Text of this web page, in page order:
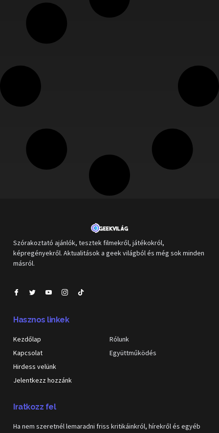
Szórakoztató ajánlók, tesztek filmekről, játékokról,
képregényekről. Aktualitások a geek világból és még sok minden
másról.
Hasznos linkek
Kezdőlap
Kapcsolat
Hirdess velünk
Jelentkezz hozzánk
Rólunk
Együttműködés
Iratkozz fel
Ha nem szeretnél lemaradni friss kritikáinkról, hírekről és egyéb